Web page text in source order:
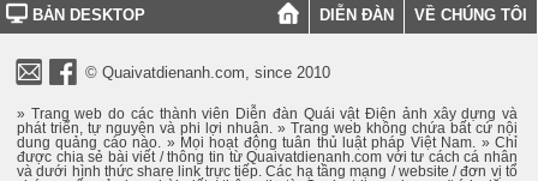
BẢN DESKTOP DIỄN ĐÀN VỀ CHÚNG TÔI
© Quaivatdienanh.com, since 2010
» Trang web do các thành viên Diễn đàn Quái vật Điện ảnh xây dựng và
phát triển, tự nguyện và phi lợi nhuận. » Trang web không chứa bất cứ nội
dung quảng cáo nào. » Mọi hoạt động tuân thủ luật pháp Việt Nam. » Chỉ
được chia sẻ bài viết / thông tin từ Quaivatdienanh.com với tư cách cá nhân
và dưới hình thức share link trực tiếp. Các hạ tầng mạng / website / đơn vị tổ